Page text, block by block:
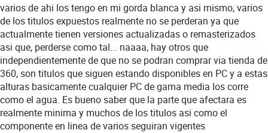
varios de ahi los tengo en mi gorda blanca y asi mismo, varios
de los titulos expuestos realmente no se perderan ya que
actualmente tienen versiones actualizadas o remasterizados
asi que, perderse como tal... naaaa, hay otros que
independientemente de que no se podran comprar via tienda de
360, son titulos que siguen estando disponibles en PC y a estas
alturas basicamente cualquier PC de gama media los corre
como el agua. Es bueno saber que la parte que afectara es
realmente minima y muchos de los titulos asi como el
componente en linea de varios seguiran vigentes